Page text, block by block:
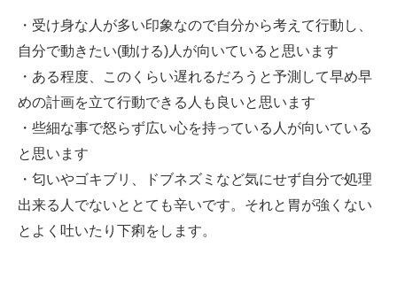
・受け身な人が多い印象なので自分から考えて行動し、
自分で動きたい(動ける)人が向いていると思います
・ある程度、このくらい遅れるだろうと予測して早め早
めの計画を立て行動できる人も良いと思います
・些細な事で怒らず広い心を持っている人が向いている
と思います
・匂いやゴキブリ、ドブネズミなど気にせず自分で処理
出来る人でないととても辛いです。それと胃が強くない
とよく吐いたり下痢をします。